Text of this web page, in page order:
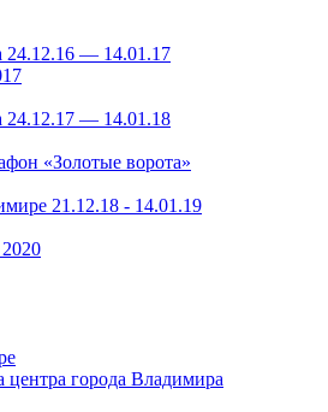
24.12.16 — 14.01.17
24.12.17 — 14.01.18
«Золотые ворота»
21.12.18 - 14.01.19
центра города Владимира